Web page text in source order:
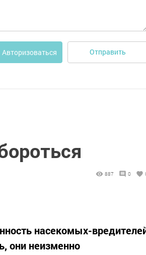
Авторизоваться Отправить
887 0
насекомых-
они неизменно